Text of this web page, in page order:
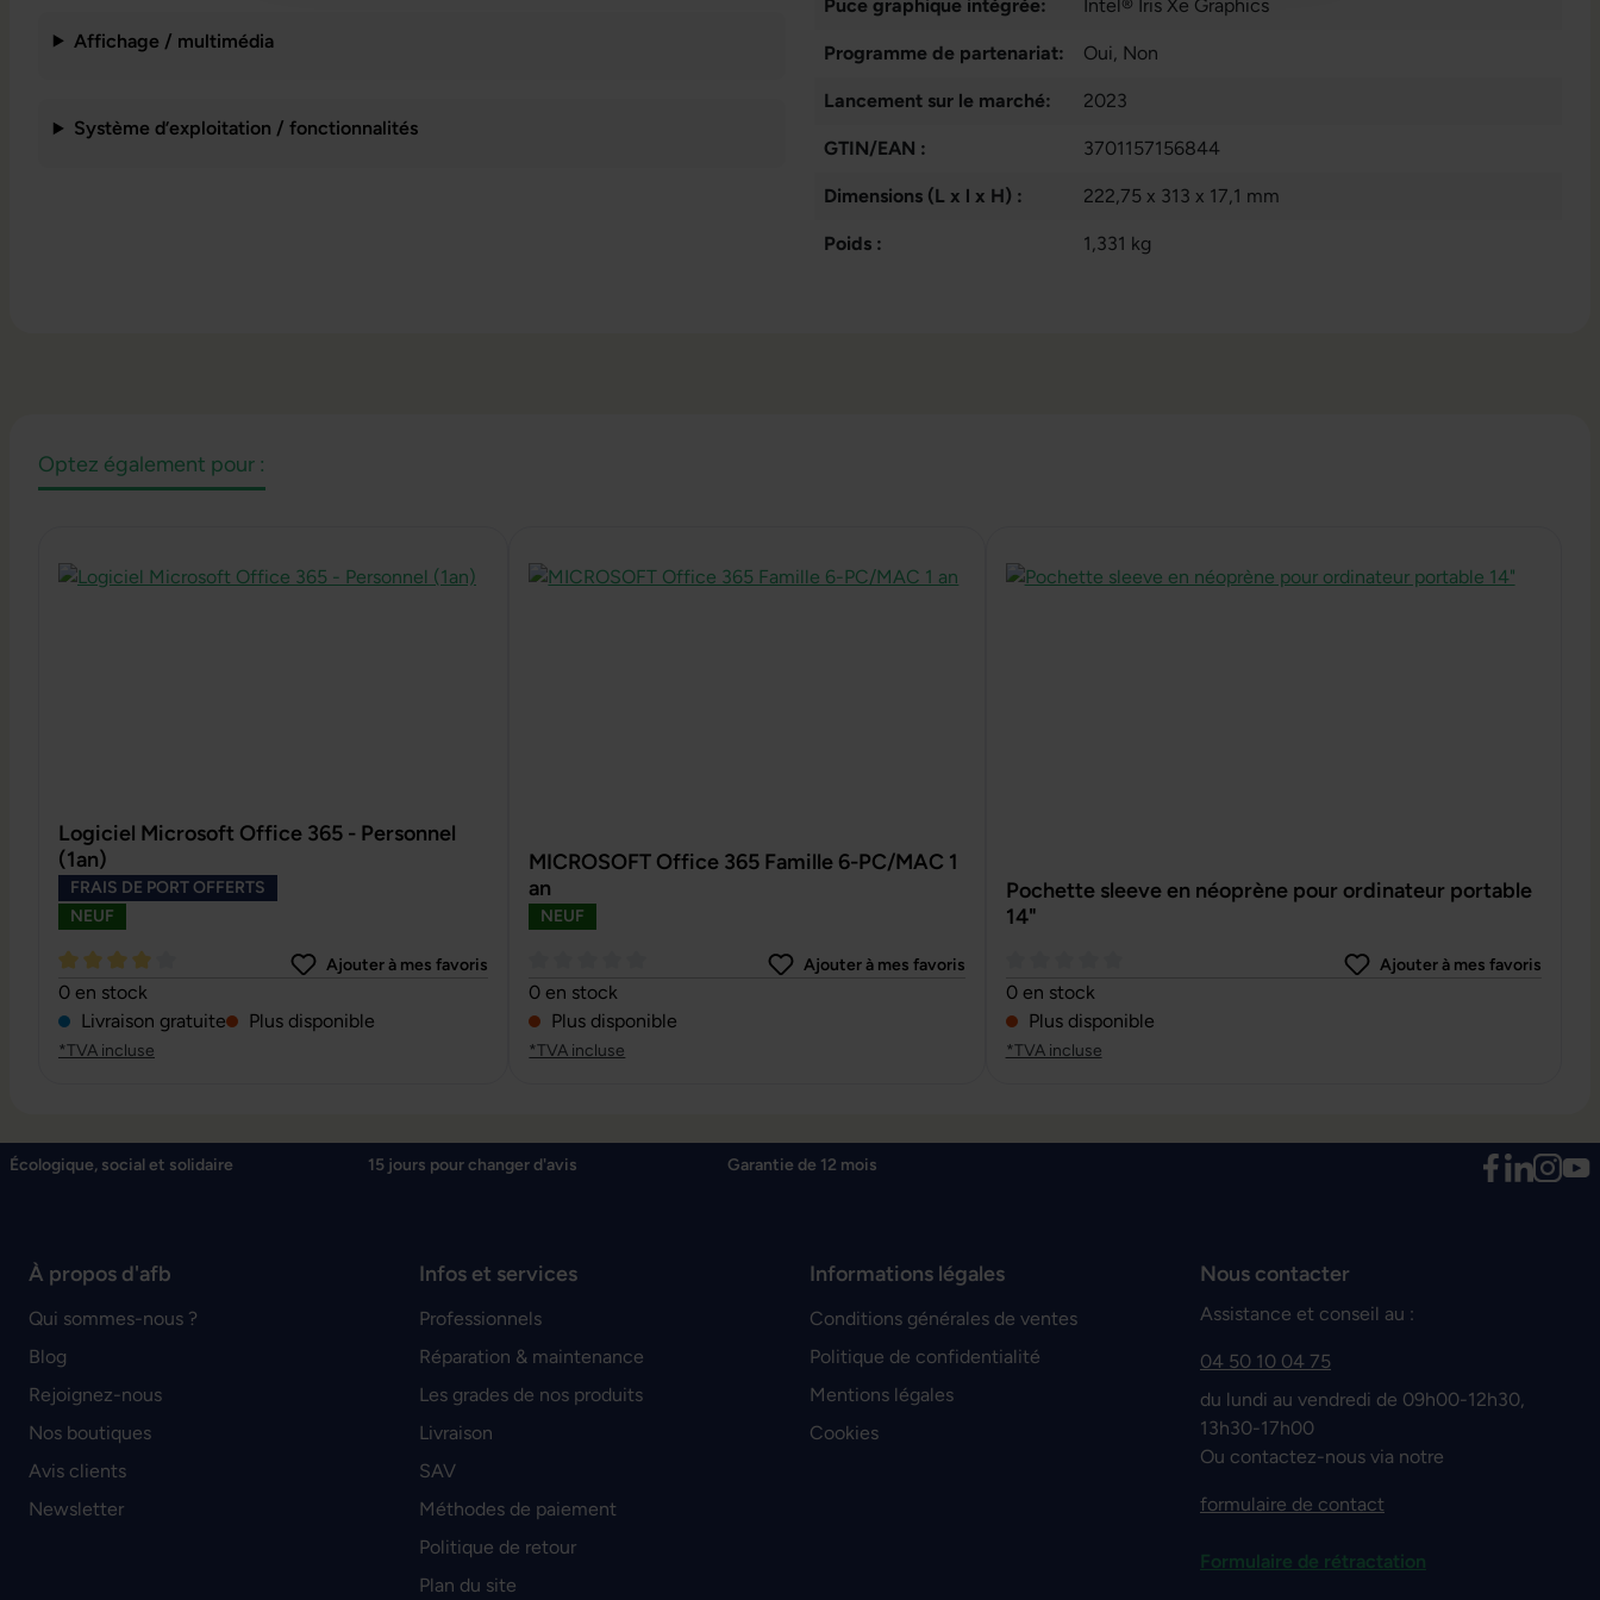
Affichage / multimédia
Système d’exploitation / fonctionnalités
Puce graphique intégrée: Intel® Iris Xe Graphics
Programme de partenariat: Oui, Non
Lancement sur le marché: 2023
GTIN/EAN : 3701157156844
Dimensions (L x l x H) : 222,75 x 313 x 17,1 mm
Poids : 1,331 kg
Optez également pour :
Logiciel Microsoft Office 365 - Personnel
(1an)
FRAIS DE PORT OFFERTS
NEUF
Note moyenne de 4 sur 5 étoiles
Ajouter à mes favoris
0 en stock
Livraison gratuite
Plus disponible
*TVA incluse
MICROSOFT Office 365 Famille 6-PC/MAC 1
an
NEUF
Note moyenne de 0 sur 5 étoiles
Ajouter à mes favoris
0 en stock
Plus disponible
*TVA incluse
Pochette sleeve en néoprène pour ordinateur portable
14"
Note moyenne de 0 sur 5 étoiles
Ajouter à mes favoris
0 en stock
Plus disponible
*TVA incluse
Écologique, social et solidaire 15 jours pour changer d'avis Garantie de 12 mois
À propos d'afb
Qui sommes-nous ?
Blog
Rejoignez-nous
Nos boutiques
Avis clients
Newsletter
Infos et services
Professionnels
Réparation & maintenance
Les grades de nos produits
Livraison
SAV
Méthodes de paiement
Politique de retour
Plan du site
Informations légales
Conditions générales de ventes
Politique de confidentialité
Mentions légales
Cookies
Nous contacter
Assistance et conseil au :
04 50 10 04 75
du lundi au vendredi de 09h00-12h30,
13h30-17h00
Ou contactez-nous via notre
formulaire de contact
Formulaire de rétractation